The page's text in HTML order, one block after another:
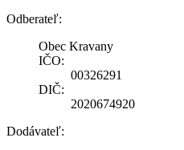
Odberateľ:
Obec Kravany
IČO:
00326291
DIČ:
2020674920
Dodávateľ: